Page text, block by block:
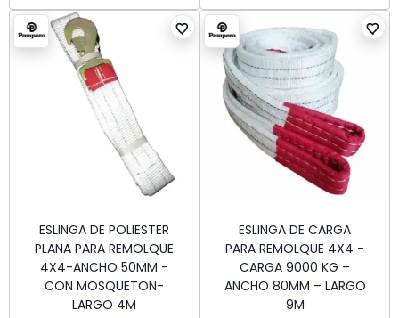
ESLINGA DE POLIESTER
PLANA PARA REMOLQUE
4X4-ANCHO 50MM -
CON MOSQUETON-
LARGO 4M
ESLINGA DE CARGA
PARA REMOLQUE 4X4 -
CARGA 9000 KG –
ANCHO 80MM – LARGO
9M